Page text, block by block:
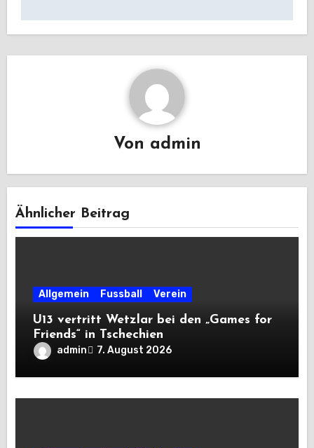
Von admin
Ähnlicher Beitrag
Allgemein Fussball Verein
U13 vertritt Wetzlar bei den „Games for
Friends“ in Tschechien
admin 7. August 2026